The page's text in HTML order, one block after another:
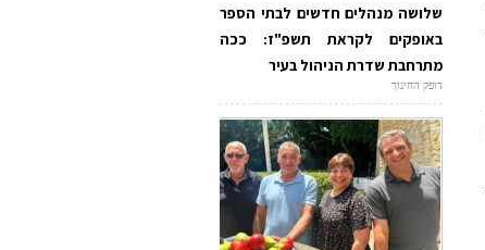
שלושה מנהלים חדשים לבתי הספר
באופקים לקראת תשפ"ז: ככה
מתרחבת שדרת הניהול בעיר
דופק החינוך